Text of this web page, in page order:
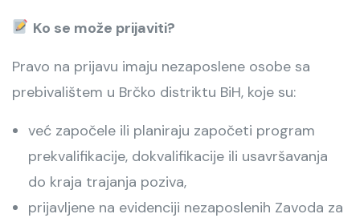
Ko se može prijaviti?
Pravo na prijavu imaju nezaposlene osobe sa
prebivalištem u Brčko distriktu BiH, koje su:
već započele ili planiraju započeti program
prekvalifikacije, dokvalifikacije ili usavršavanja
do kraja trajanja poziva,
prijavljene na evidenciji nezaposlenih Zavoda za